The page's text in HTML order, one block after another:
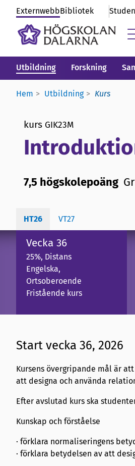
ExternwebbBibliotek
Utbildning Forskning
Hem Utbildning Kurs
kurs GIK23M
7,5 högskolepoäng
HT26 VT27
Vecka 36
25%, Distans
Engelska,
Ortsoberoende
Fristående kurs
Start vecka 36, 2026
Kursens övergripande mål är
att designa och använda
Efter avslutad kurs ska
Kunskap och förståelse
· förklara normaliseringens
· förklara betydelsen av att